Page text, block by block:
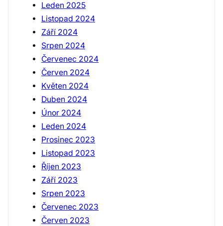
Leden 2025
Listopad 2024
Září 2024
Srpen 2024
Červenec 2024
Červen 2024
Květen 2024
Duben 2024
Únor 2024
Leden 2024
Prosinec 2023
Listopad 2023
Říjen 2023
Září 2023
Srpen 2023
Červenec 2023
Červen 2023